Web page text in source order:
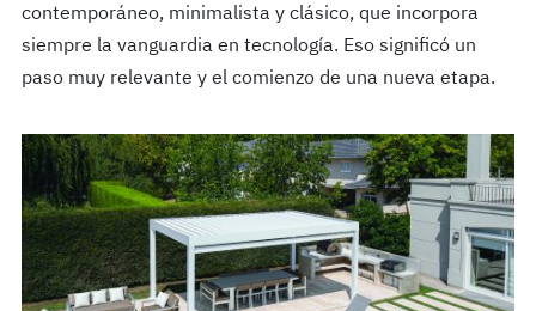
contemporáneo, minimalista y clásico, que incorpora
siempre la vanguardia en tecnología. Eso significó un
paso muy relevante y el comienzo de una nueva etapa.